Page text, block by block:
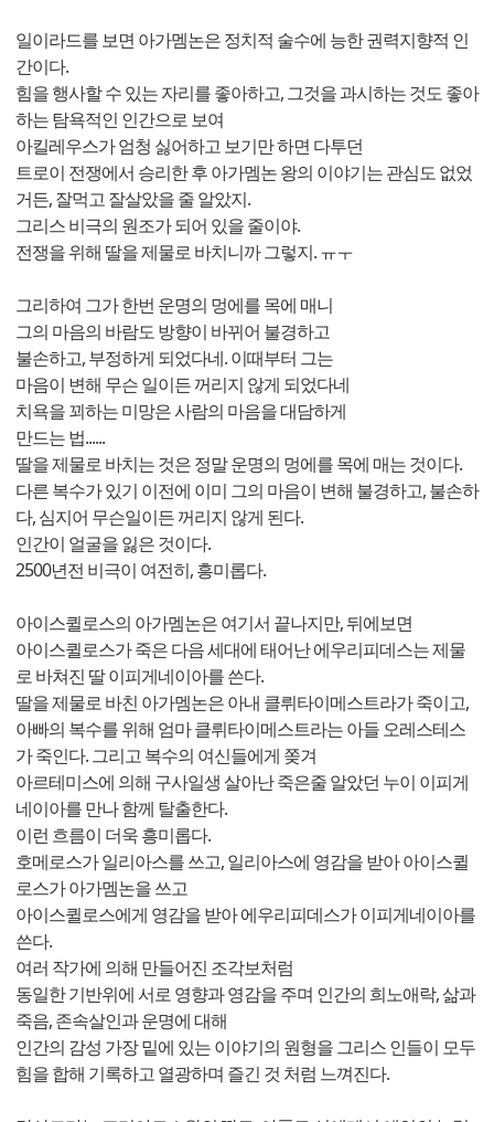
일이라드를 보면 아가멤논은 정치적 술수에 능한 권력지향적 인
간이다.
힘을 행사할 수 있는 자리를 좋아하고, 그것을 과시하는 것도 좋아
하는 탐욕적인 인간으로 보여
아킬레우스가 엄청 싫어하고 보기만 하면 다투던
트로이 전쟁에서 승리한 후 아가멤논 왕의 이야기는 관심도 없었
거든, 잘먹고 잘살았을 줄 알았지.
그리스 비극의 원조가 되어 있을 줄이야.
전쟁을 위해 딸을 제물로 바치니까 그렇지. ㅠㅜ
그리하여 그가 한번 운명의 멍에를 목에 매니
그의 마음의 바람도 방향이 바뀌어 불경하고
불손하고, 부정하게 되었다네. 이때부터 그는
마음이 변해 무슨 일이든 꺼리지 않게 되었다네
치욕을 꾀하는 미망은 사람의 마음을 대담하게
만드는 법......
딸을 제물로 바치는 것은 정말 운명의 멍에를 목에 매는 것이다.
다른 복수가 있기 이전에 이미 그의 마음이 변해 불경하고, 불손하
다, 심지어 무슨일이든 꺼리지 않게 된다.
인간이 얼굴을 잃은 것이다.
2500년전 비극이 여전히, 흥미롭다.
아이스퀼로스의 아가멤논은 여기서 끝나지만, 뒤에보면
아이스퀼로스가 죽은 다음 세대에 태어난 에우리피데스는 제물
로 바쳐진 딸 이피게네이아를 쓴다.
딸을 제물로 바친 아가멤논은 아내 클뤼타이메스트라가 죽이고,
아빠의 복수를 위해 엄마 클뤼타이메스트라는 아들 오레스테스
가 죽인다. 그리고 복수의 여신들에게 쫒겨
아르테미스에 의해 구사일생 살아난 죽은줄 알았던 누이 이피게
네이아를 만나 함께 탈출한다.
이런 흐름이 더욱 흥미롭다.
호메로스가 일리아스를 쓰고, 일리아스에 영감을 받아 아이스퀼
로스가 아가멤논을 쓰고
아이스퀼로스에게 영감을 받아 에우리피데스가 이피게네이아를
쓴다.
여러 작가에 의해 만들어진 조각보처럼
동일한 기반위에 서로 영향과 영감을 주며 인간의 희노애락, 삶과
죽음, 존속살인과 운명에 대해
인간의 감성 가장 밑에 있는 이야기의 원형을 그리스 인들이 모두
힘을 합해 기록하고 열광하며 즐긴 것 처럼 느껴진다.